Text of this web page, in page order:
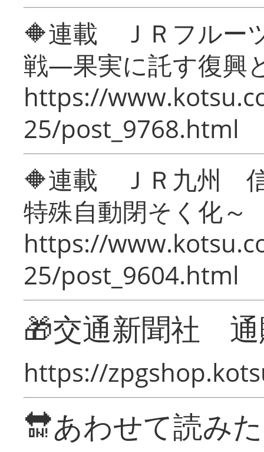
🔶連載 ＪＲフルー
戦―果実に託す復興
https://
25/post_9768.html
🔶連載 ＪＲ九州 信
特殊自動閉そく化～
https://
25/post_9604.html
🎁交通新聞社
https://
🔛あわせて読み